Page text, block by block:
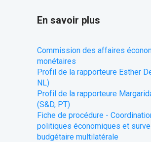
En savoir plus
Commission des affaires
monétaires
Profil de la rapporteure Esther
NL)
Profil de la rapporteure
(S&D, PT)
Fiche de procédure -
politiques économiques et
budgétaire multilatérale